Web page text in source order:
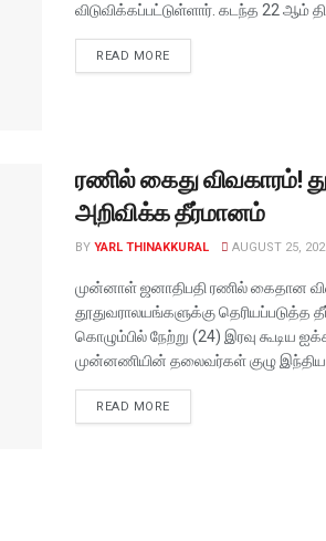
விடுவிக்கப்பட்டுள்ளார். கடந்த 22 ஆம்
READ MOREDETAILS
ரணில் கைது விவகாரம்!
அறிவிக்க தீர்மானம்
BY YARL THINAKKURAL AUGUST 25,
முன்னாள் ஜனாதிபதி ரணில் கைதான
தூதுவராலயங்களுக்கு தெரியப்படுத்த
கொழும்பில் நேற்று (24) இரவு கூடிய
முன்னணியின் தலைவர்கள் குழு இந்திய
READ MOREDETAILS